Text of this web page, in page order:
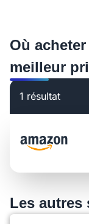
Où
meilleur
1 résultat
Les autres